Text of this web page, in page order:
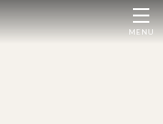
MENU